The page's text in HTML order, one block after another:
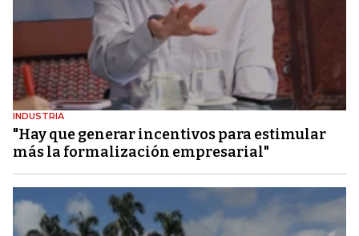
INDUSTRIA
"Hay que generar incentivos para estimular
más la formalización empresarial"